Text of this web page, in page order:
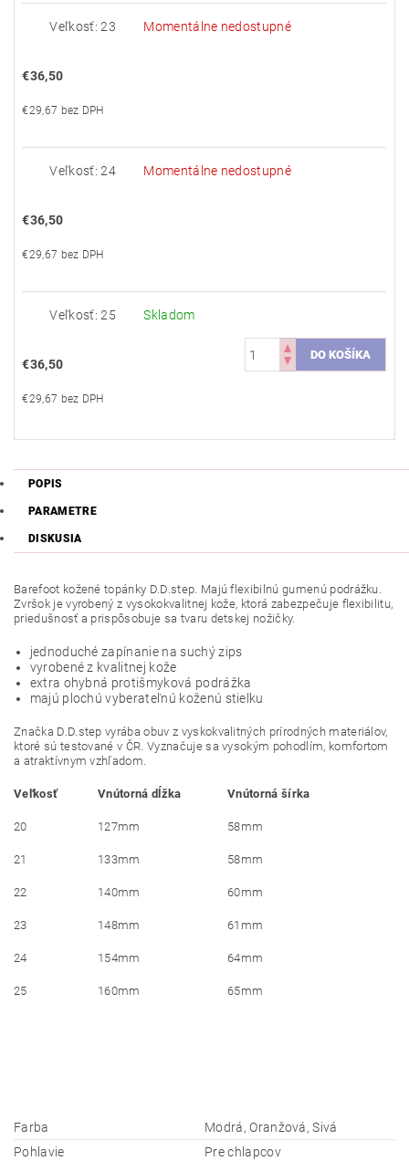
Veľkosť: 23 Momentálne nedostupné
€36,50
€29,67 bez DPH
Veľkosť: 24 Momentálne nedostupné
€36,50
€29,67 bez DPH
Veľkosť: 25 Skladom
€36,50
€29,67 bez DPH
POPIS
PARAMETRE
DISKUSIA
Barefoot kožené topánky D.D.step. Majú flexibilnú gumenú podrážku.
Zvršok je vyrobený z vysokokvalitnej kože, ktorá zabezpečuje flexibilitu,
priedušnosť a prispôsobuje sa tvaru detskej nožičky.
jednoduché zapínanie na suchý zips
vyrobené z kvalitnej kože
extra ohybná protišmyková podrážka
majú plochú vyberateľnú koženú stielku
Značka D.D.step vyrába obuv z vyskokvalitných prírodných materiálov,
ktoré sú testované v ČR. Vyznačuje sa vysokým pohodlím, komfortom
a atraktívnym vzhľadom.
Veľkosť Vnútorná dĺžka Vnútorná šírka
20 127mm 58mm
21 133mm 58mm
22 140mm 60mm
23 148mm 61mm
24 154mm 64mm
25 160mm 65mm
Farba
Modrá, Oranžová, Sivá
Pohlavie
Pre chlapcov